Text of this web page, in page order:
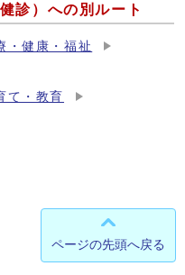
診）への別ルート
・健康・福祉
て・教育
ページの先頭へ戻る